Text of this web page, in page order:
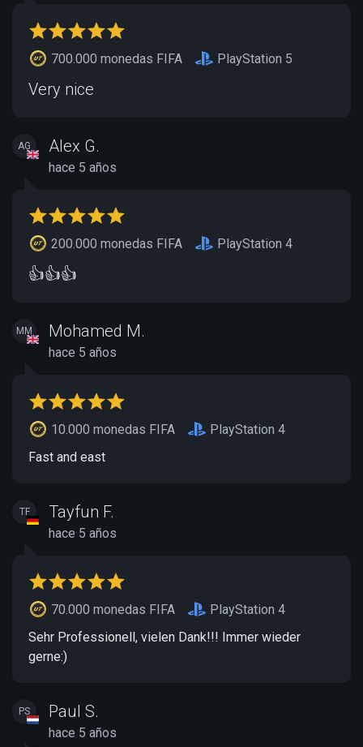
700.000 monedas FIFA PlayStation 5
Very nice
AG Alex G.
hace 5 años
200.000 monedas FIFA PlayStation 4
👍👍👍
MM Mohamed M.
hace 5 años
10.000 monedas FIFA
PlayStation 4
Fast and east
TF Tayfun F.
hace 5 años
70.000 monedas FIFA
PlayStation 4
Sehr Professionell, vielen Dank!!! Immer wieder
gerne:)
PS Paul S.
hace 5 años